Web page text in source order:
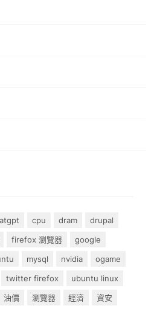
cpu dram
drupal
firefox 瀏覽器
google
mysql nvidia
ogame
twitter firefox
ubuntu linux
油價 瀏覽器 經濟
資安